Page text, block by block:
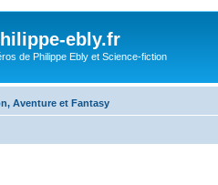
ebly.fr
de Philippe Ebly et Science-fiction
Aventure et Fantasy